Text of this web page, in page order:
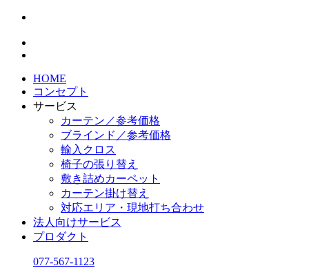
HOME
コンセプト
サービス
カーテン／参考価格
ブラインド／参考価格
輸入クロス
椅子の張り替え
敷き詰めカーペット
カーテン掛け替え
対応エリア・現地打ち合わせ
法人向けサービス
プロダクト
077-567-1123